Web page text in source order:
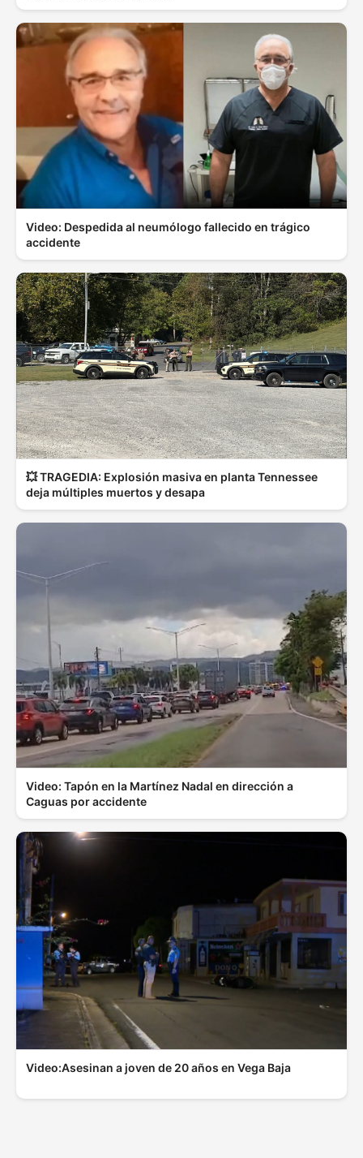
Video: Despedida al neumólogo fallecido en trágico
accidente
💥 TRAGEDIA: Explosión masiva en planta Tennessee
deja múltiples muertos y desapa
Video: Tapón en la Martínez Nadal en dirección a
Caguas por accidente
Video:Asesinan a joven de 20 años en Vega Baja